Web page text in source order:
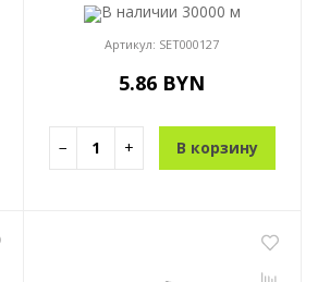
В наличии 30000 м
Артикул: SET000127
5.86 BYN
− + В корзину